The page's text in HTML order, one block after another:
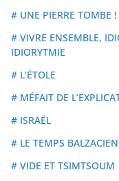
# UNE PIERRE TOMBE !
# VIVRE ENSEMBLE,
IDIORYTMIE
# L’ÉTOLE
# MÉFAIT DE
# ISRAËL
# LE TEMPS BALZACIEN
# VIDE ET TSIMTSOUM